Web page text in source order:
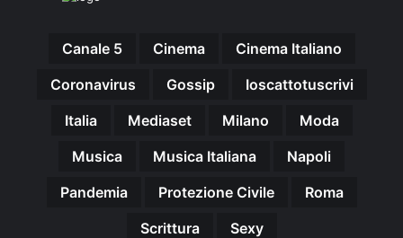
Canale 5 Cinema
Cinema Italiano
Coronavirus
Gossip
Ioscattotuscrivi
Italia
Mediaset Milano
Moda
Musica
Musica Italiana
Napoli
Pandemia
Protezione Civile
Roma
Scrittura
Sexy